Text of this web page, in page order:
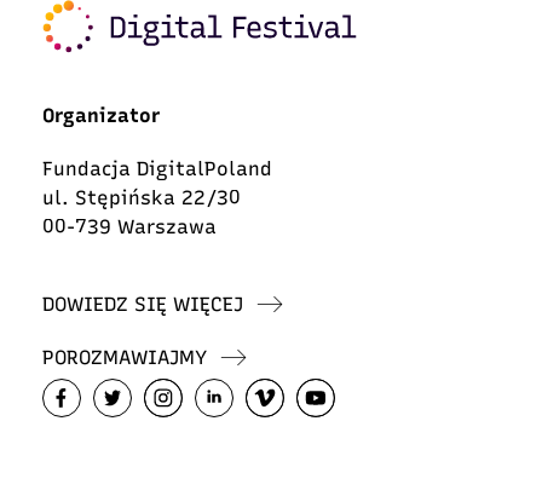
Organizator
Fundacja DigitalPoland
ul. Stępińska 22/30
00-739 Warszawa
DOWIEDZ SIĘ WIĘCEJ
POROZMAWIAJMY